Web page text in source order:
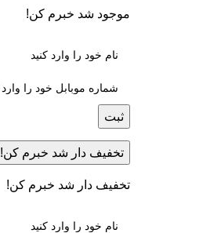
موجود شد خبرم کن!
ثبت
تخفیف دار شد خبرم کن!
تخفیف دار شد خبرم کن!